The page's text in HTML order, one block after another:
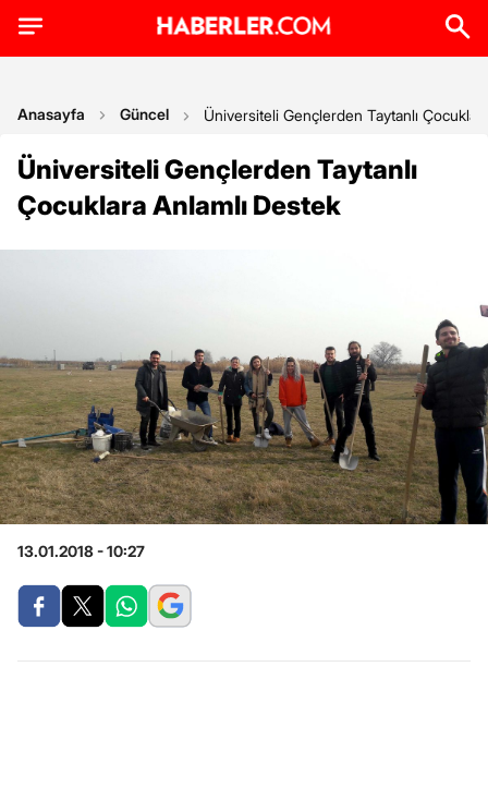
Anasayfa Güncel Üniversiteli Gençlerden Taytanlı
Üniversiteli Gençlerden Taytanlı
Çocuklara Anlamlı Destek
13.01.2018 - 10:27